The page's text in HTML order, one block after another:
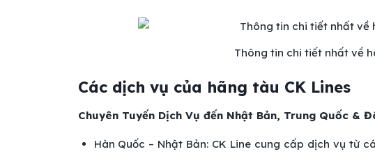
Thông tin chi tiết nhất về
Các dịch vụ của hãng tàu CK Lines
Chuyên Tuyến Dịch Vụ đến Nhật Bản, Trung Quốc &
Hàn Quốc – Nhật Bản: CK Line cung cấp dịch vụ từ